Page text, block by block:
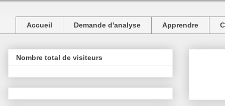
Accueil Demande d'analyse Apprendre
Nombre total de visiteurs